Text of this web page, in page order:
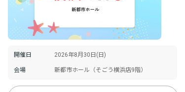
開催日 2026年8月30日(日)
会場 新都市ホール（そごう横浜店9階）